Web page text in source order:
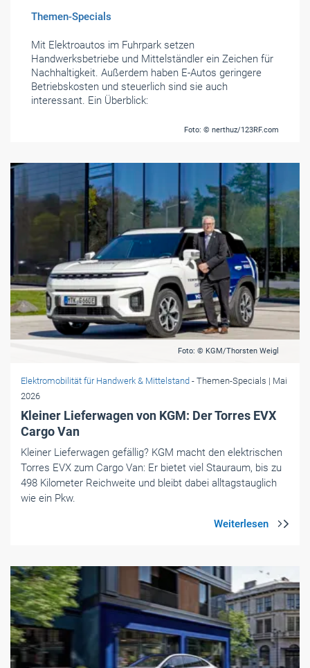
Foto: © nerthuz/123RF.com
Themen-Specials
Mit Elektroautos im Fuhrpark setzen
Handwerksbetriebe und Mittelständler ein Zeichen für
Nachhaltigkeit. Außerdem haben E-Autos geringere
Betriebskosten und steuerlich sind sie auch
interessant. Ein Überblick:
Foto: © KGM/Thorsten Weigl
Elektromobilität für Handwerk & Mittelstand - Themen-Specials | Mai
2026
Kleiner Lieferwagen von KGM: Der Torres EVX
Cargo Van
Kleiner Lieferwagen gefällig? KGM macht den elektrischen
Torres EVX zum Cargo Van: Er bietet viel Stauraum, bis zu
498 Kilometer Reichweite und bleibt dabei alltagstauglich
wie ein Pkw.